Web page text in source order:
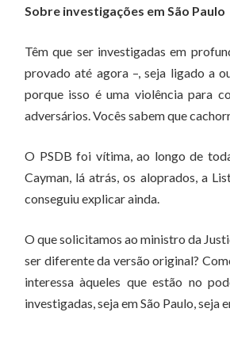
Sobre investigações em São Paulo
Têm que ser investigadas em
provado até agora –, seja ligado a
porque isso é uma violência para
adversários. Vocês sabem que
O PSDB foi vítima, ao longo de
Cayman, lá atrás, os aloprados, a
conseguiu explicar ainda.
O que solicitamos ao ministro da
ser diferente da versão original?
interessa àqueles que estão no
investigadas, seja em São Paulo,